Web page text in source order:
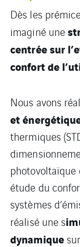
Dès les
imaginé une
centrée sur
confort de
Nous avons
et
thermiques
photovoltaïque
étude du
systèmes
réalisé une s
dynamique